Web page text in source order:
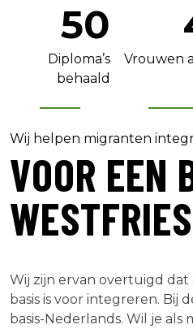
50
Diploma’s
behaald
Vrouwen
Wij helpen migranten
VOOR EEN
Wij zijn ervan overtuigd
basis is voor integreren. Bij
basis-Nederlands. Wil je